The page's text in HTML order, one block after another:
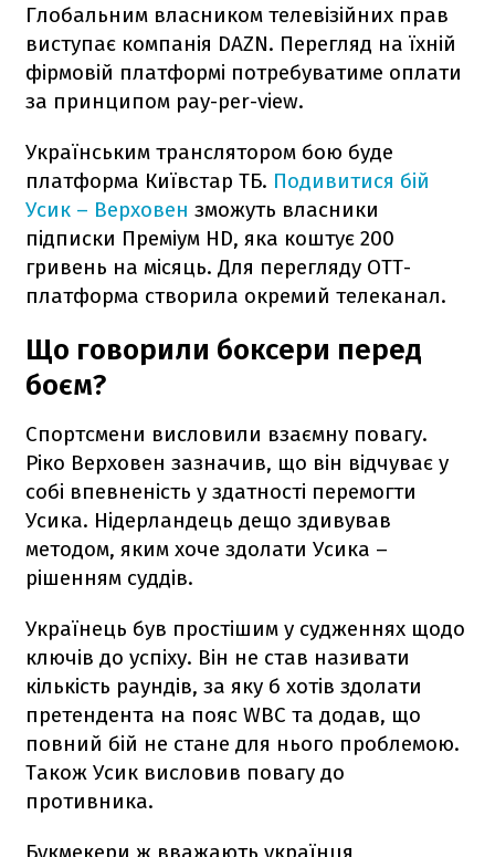
Глобальним власником телевізійних прав
виступає компанія DAZN. Перегляд на їхній
фірмовій платформі потребуватиме оплати
за принципом pay-per-view.
Українським транслятором бою буде
платформа Київстар ТБ. Подивитися бій
Усик – Верховен зможуть власники
підписки Преміум HD, яка коштує 200
гривень на місяць. Для перегляду ОТТ-
платформа створила окремий телеканал.
Що говорили боксери перед
боєм?
Спортсмени висловили взаємну повагу.
Ріко Верховен зазначив, що він відчуває у
собі впевненість у здатності перемогти
Усика. Нідерландець дещо здивував
методом, яким хоче здолати Усика –
рішенням суддів.
Українець був простішим у судженнях щодо
ключів до успіху. Він не став називати
кількість раундів, за яку б хотів здолати
претендента на пояс WBC та додав, що
повний бій не стане для нього проблемою.
Також Усик висловив повагу до
противника.
Букмекери ж вважають українця